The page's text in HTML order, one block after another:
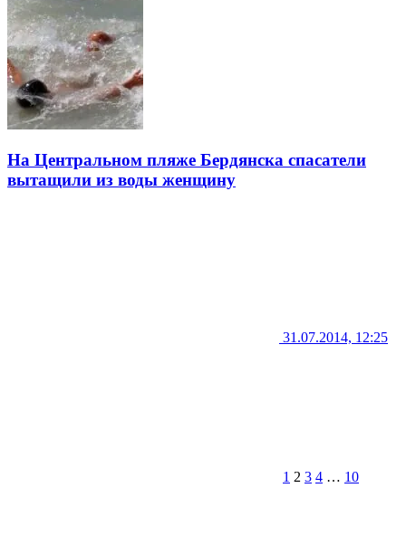
На Центральном пляже Бердянска спасатели
вытащили из воды женщину
31.07.2014, 12:25
1 2 3 4 … 10